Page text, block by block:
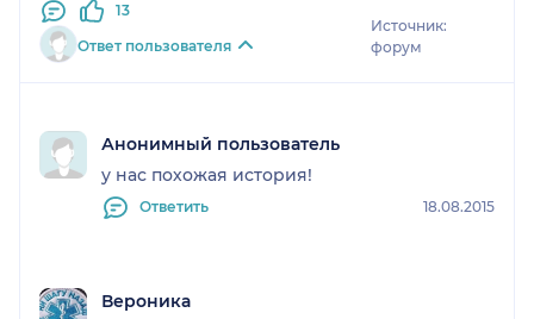
раньше бежать
13
Ответ пользователя
Источник:
форум
Анонимный пользователь
у нас похожая история!
Ответить 18.08.2015
Вероника